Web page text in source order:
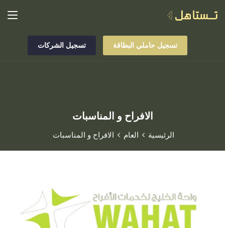
تسجيل حاملي البطاقة تسجيل الشركات
الافراح و المناسبات
الرئيسية العام الافراح و المناسبات